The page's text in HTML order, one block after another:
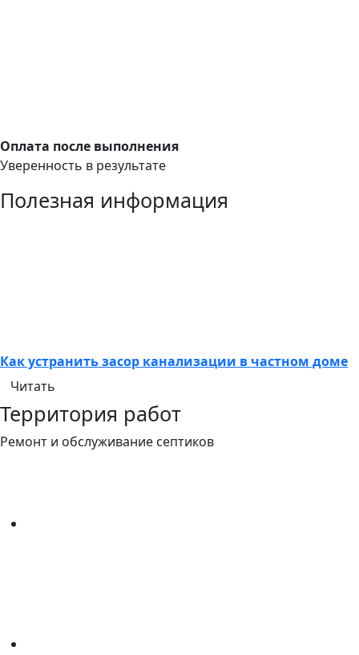
Оплата после выполнения
Уверенность в результате
Полезная информация
Как устранить засор канализации в частном доме
Читать
Территория работ
Ремонт и обслуживание септиков